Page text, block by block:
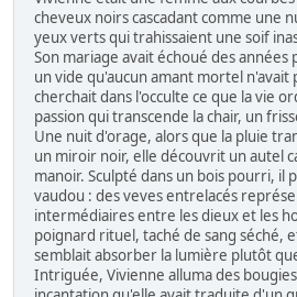
cheveux noirs cascadant comme une
yeux verts qui trahissaient une soif
Son mariage avait échoué des années
un vide qu'aucun amant mortel n'avait
cherchait dans l'occulte ce que la vie
passion qui transcende la chair, un
Une nuit d'orage, alors que la pluie
un miroir noir, elle découvrit un autel
manoir. Sculpté dans un bois pourri, il
vaudou : des veves entrelacés
intermédiaires entre les dieux et les
poignard rituel, taché de sang séché,
semblait absorber la lumière plutôt
Intriguée, Vivienne alluma des